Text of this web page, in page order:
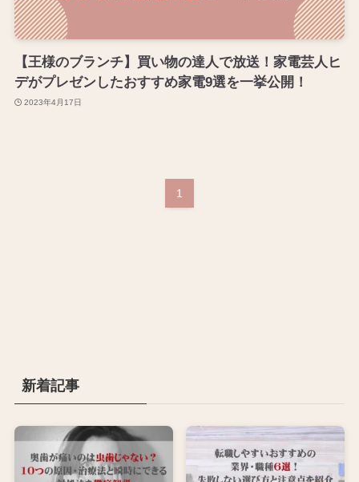
【王様のブランチ】買い物の達人で放送！家電芸人ヒ
デがプレゼンしたおすすめ家電9選を一挙公開！
2023年4月17日
1
新着記事